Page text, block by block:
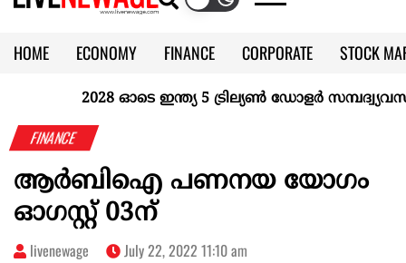
HOME ECONOMY FINANCE CORPORATE
STOCK
KERALA @70
2028 ഓടെ ഇന്ത്യ 5 ട്രില്യണ്‍ ഡോളര്‍
FINANCE
ആർബിഐ പണനയ യോഗം
ഓഗസ്റ്റ് 03ന്
livenewage July 22, 2022 11:10 am